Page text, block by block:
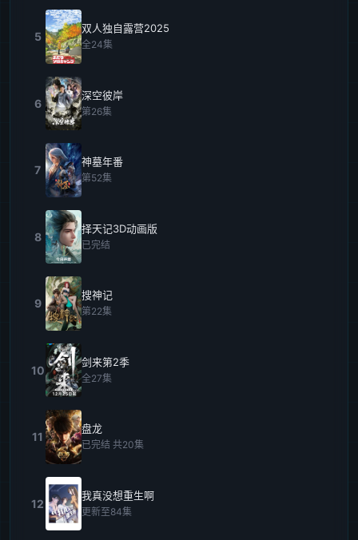
5
双人独自露营2025
全24集
6
深空彼岸
第26集
7
神墓年番
第52集
8
择天记3D动画版
已完结
9
搜神记
第22集
10
剑来第2季
全27集
11
盘龙
已完结 共20集
12
我真没想重生啊
更新至84集